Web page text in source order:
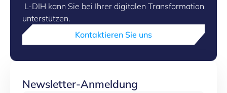
L-DIH kann Sie bei Ihrer digitalen Transformation
unterstützen.
Kontaktieren Sie uns
Newsletter-Anmeldung